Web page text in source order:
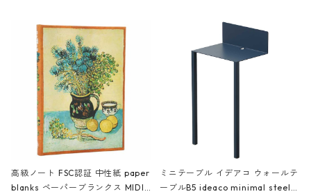
高級ノート FSC認証 中性紙 paper
blanks ペーパーブランクス MIDI
ミニテーブル イデアコ ウォールテ
ーブルB5 ideaco minimal steel f